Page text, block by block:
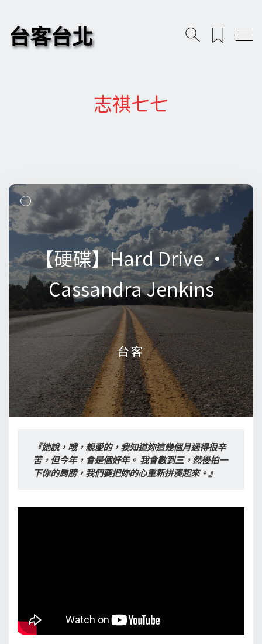
台客台北
志祺七七
【硬碟】Hard Drive •
Cassandra Jenkins
台客
【硬碟】Hard Drive •
Cassandra Jenkins
台客
『她說，哦，親愛的，我知道妳這幾個月過得很辛
苦，但今年，會是個好年。 我會數到三，然後拍一
下你的肩膀，我們要把妳的心重新拼湊起來。』